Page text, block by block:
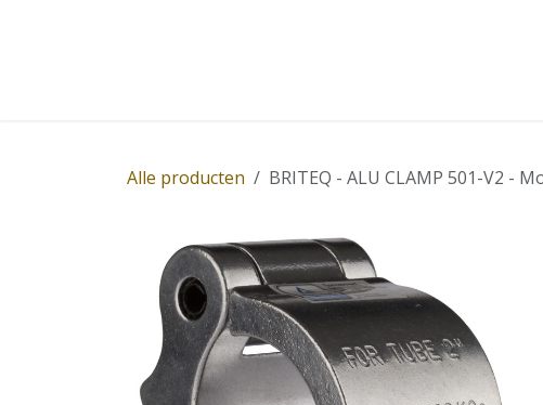
Alle producten BRITEQ - ALU CLAMP 501-V2 -